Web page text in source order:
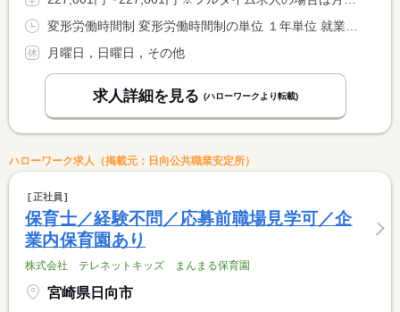
月曜日，日曜日，その他
求人詳細を見る (ハローワークより転載)
ハローワーク求人（掲載元：日向公共職業安定所）
正社員
保育士／経験不問／応募前職場見学可／企
業内保育園あり
株式会社 テレネットキッズ まんまる保育園
宮崎県日向市